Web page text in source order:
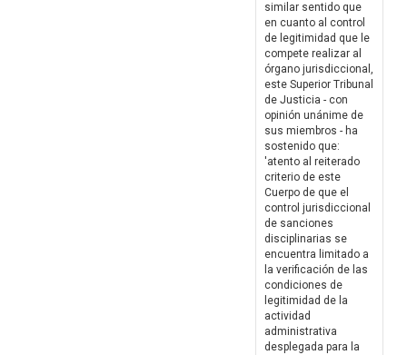
similar sentido que
en cuanto al control
de legitimidad que le
compete realizar al
órgano jurisdiccional,
este Superior Tribunal
de Justicia - con
opinión unánime de
sus miembros - ha
sostenido que:
'atento al reiterado
criterio de este
Cuerpo de que el
control jurisdiccional
de sanciones
disciplinarias se
encuentra limitado a
la verificación de las
condiciones de
legitimidad de la
actividad
administrativa
desplegada para la